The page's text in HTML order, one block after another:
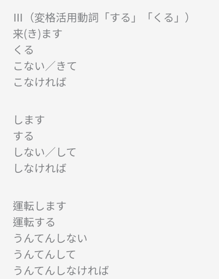
Ⅲ（変格活用動詞「する」「くる」）
来(き)ます
くる
こない／きて
こなければ
します
する
しない／して
しなければ
運転します
運転する
うんてんしない
うんてんして
うんてんしなければ